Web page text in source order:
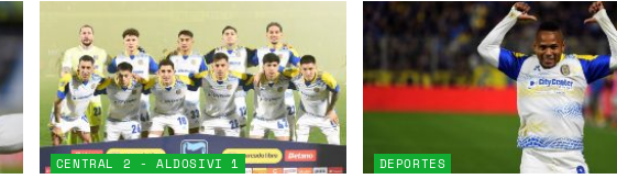
CENTRAL 2 - ALDOSIVI 1 DEPORTES